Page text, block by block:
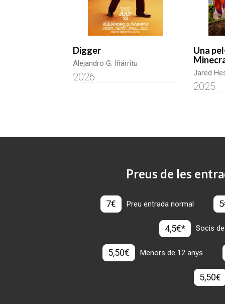
Digger
Alejandro G. Iñárritu
2026
Una
Jared
2025
Preus de les
7€ Preu entrada normal
4,5€* Socis
5,50€ Menors de 12 anys
5,50€